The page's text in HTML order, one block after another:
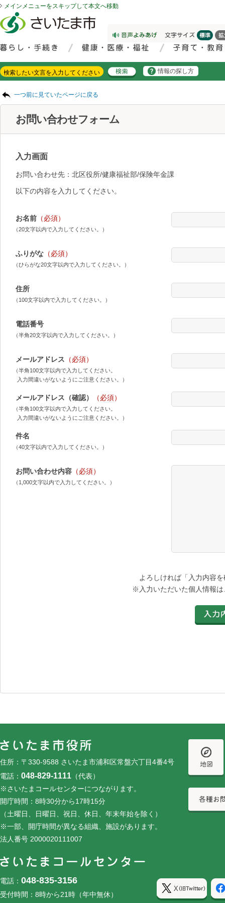
メインメニューをスキップして本文へ移動
情報の探し方
一つ前に見ていたページに戻る
お問い合わせフォーム
入力画面
お問い合わせ先：北区役所/健康福祉部/保険年金課
以下の内容を入力してください。
お名前 （必須）
（20文字以内で入力してください。）
ふりがな （必須）
（ひらがな20文字以内で入力してください。）
住所
（100文字以内で入力してください。）
電話番号
（半角20文字以内で入力してください。）
メールアドレス （必須）
（半角100文字以内で入力してください。
入力間違いがないようにご注意ください。）
メールアドレス（確認） （必須）
（半角100文字以内で入力してください。
入力間違いがないようにご注意ください。）
件名
（40文字以内で入力してください。）
お問い合わせ内容 （必須）
（1,000文字以内で入力してください。）
よろしければ「入力内容
※入力いただいた個人情報
住所：〒330-9588 さいたま市浦和区常盤六丁目4番4号
電話： 048-829-1111 （代表）
※さいたまコールセンターにつながります。
開庁時間：8時30分から17時15分
（土曜日、日曜日、祝日、休日、年末年始を除く）
※一部、開庁時間が異なる組織、施設があります。
法人番号 2000020111007
電話： 048-835-3156
受付時間：8時から21時（年中無休）